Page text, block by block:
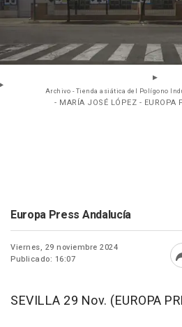
Archivo - Tienda asiática del Polígono
- MARÍA JOSÉ LÓPEZ - EUROPA
Europa Press Andalucía
Viernes, 29 noviembre 2024
Publicado: 16:07
SEVILLA 29 Nov. (EUROPA